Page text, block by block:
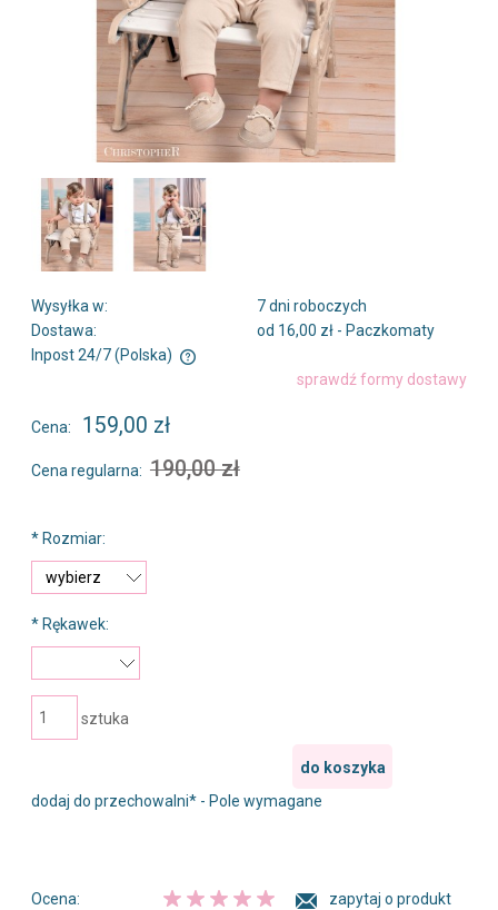
Wysyłka w:
7 dni roboczych
Dostawa:
od 16,00 zł - Paczkomaty
Inpost 24/7(Polska)
Cena nie zawiera ewentualnych kosztów płatnościsprawdź formy dostawy
Cena: 159,00 zł
Cena regularna: 190,00 zł
* Rozmiar:
* Rękawek:
sztuka
do koszyka
dodaj do przechowalni* - Pole wymagane
Ocena:
zapytaj o produkt